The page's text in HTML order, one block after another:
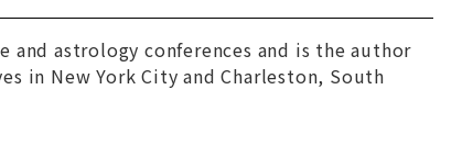
and astrology conferences and is the author
in New York City and Charleston, South